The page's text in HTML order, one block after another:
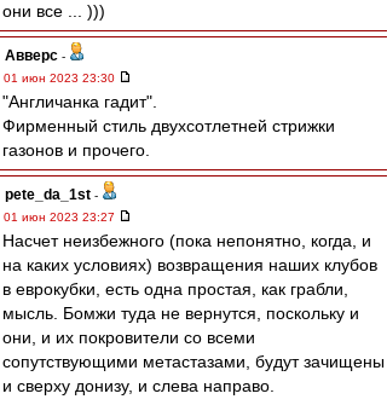
они все ... )))
Авверс -
01 июн 2023 23:30
"Англичанка гадит".
Фирменный стиль двухсотлетней стрижки
газонов и прочего.
pete_da_1st -
01 июн 2023 23:27
Насчет неизбежного (пока непонятно, когда, и
на каких условиях) возвращения наших клубов
в еврокубки, есть одна простая, как грабли,
мысль. Бомжи туда не вернутся, поскольку и
они, и их покровители сo всеми
сопутствующими метастазами, будут зачищены
и сверху донизу, и слева направо.